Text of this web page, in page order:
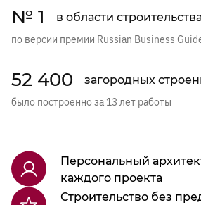
№ 1 в области
по версии премии Russian Business
52 400 загородных
было построенно за 13 лет работы
Персональный
каждого проекта
Строительство без